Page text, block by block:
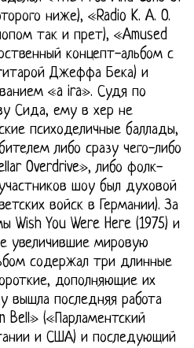
ниже), «Radio K. A. O.
так и прет), «Amused
концепт-альбом с
Джеффа Бека) и
«a ira». Судя по
Сида, ему в хер не
психоделичные баллады,
либо сразу чего-либо
Overdrive», либо фолк-
шоу был духовой
войск в Германии). За
Wish You Were Here (1975) и
увеличившие мировую
содержал три длинные
дополняющие их
вышла последняя работа
Bell» («Парламентский
и США) и последующий